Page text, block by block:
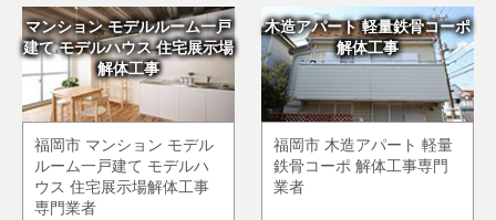
マンション モデルルーム一戸
建て モデルハウス 住宅展示場
解体工事
福岡市 マンション モデル
ルーム一戸建て モデルハ
ウス 住宅展示場解体工事
専門業者
木造アパート 軽量鉄骨コーポ
解体工事
福岡市 木造アパート 軽量
鉄骨コーポ 解体工事専門
業者